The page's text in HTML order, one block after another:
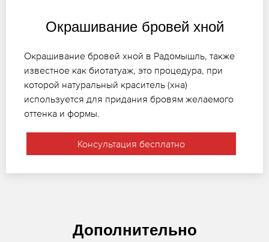
Окрашивание бровей хной
Окрашивание бровей хной в Радомышль, также
известное как биотатуаж, это процедура, при
которой натуральный краситель (хна)
используется для придания бровям желаемого
оттенка и формы.
Консультация бесплатно
Дополнительно